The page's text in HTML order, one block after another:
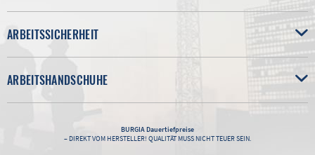
ARBEITSSICHERHEIT
ARBEITSHANDSCHUHE
BURGIADauertiefpreise
– DIREKT VOM HERSTELLER! QUALITÄT MUSS NICHT TEUER SEIN.